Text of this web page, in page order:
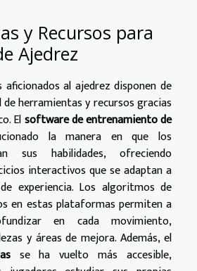
y Recursos para
Ajedrez
aficionados al ajedrez disponen de
herramientas y recursos gracias
Elsoftware de entrenamiento de
la manera en que los
sus habilidades, ofreciendo
interactivos que se adaptan a
experiencia. Los algoritmos de
en estas plataformas permiten a
en cada movimiento,
y áreas de mejora. Además, el
se ha vuelto más accesible,